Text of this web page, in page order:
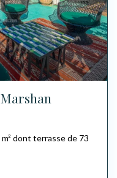
dont terrasse de 73